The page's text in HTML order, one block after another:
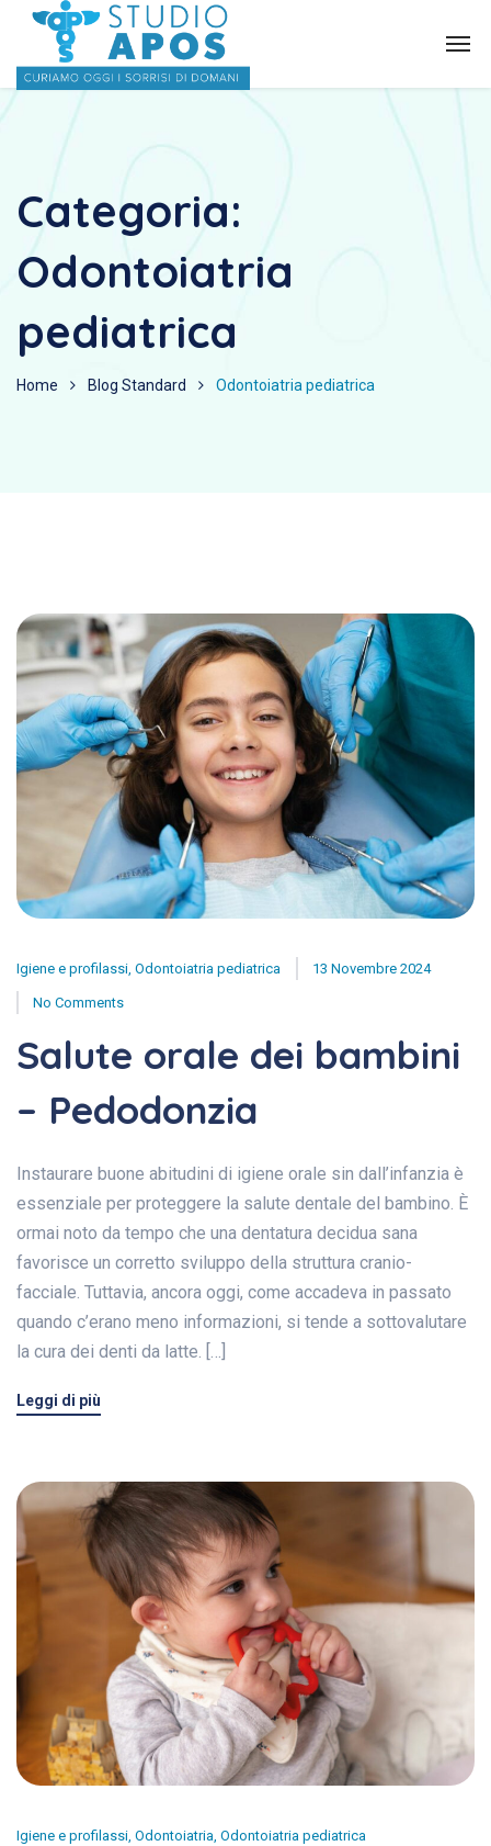
Categoria:
Odontoiatria
pediatrica
Home Blog Standard Odontoiatria pediatrica
Igiene e profilassi Odontoiatria pediatrica 13 Novembre 2024
No Comments
Salute orale dei bambini
– Pedodonzia
Instaurare buone abitudini di igiene orale sin dall’infanzia è
essenziale per proteggere la salute dentale del bambino. È
ormai noto da tempo che una dentatura decidua sana
favorisce un corretto sviluppo della struttura cranio-
facciale. Tuttavia, ancora oggi, come accadeva in passato
quando c’erano meno informazioni, si tende a sottovalutare
la cura dei denti da latte. […]
Leggi di più
Igiene e profilassi, Odontoiatria, Odontoiatria pediatrica